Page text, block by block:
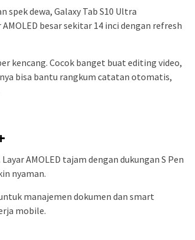
spek dewa, Galaxy Tab S10 Ultra
besar sekitar 14 inci dengan refresh
kencang. Cocok banget buat editing video,
bisa bantu rangkum catatan otomatis,
AMOLED tajam dengan dukungan S Pen
nyaman.
manajemen dokumen dan smart
mobile.